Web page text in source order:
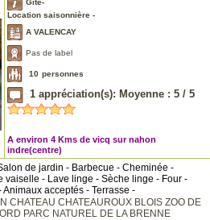
Location saisonnière -
A VALENCAY
Pas de label
10 personnes
1 appréciation(s): Moyenne : 5 / 5
A environ 4 Kms de vicq sur nahon
indre(centre)
de jardin - Barbecue - Cheminée -
vaiselle - Lave linge - Sèche linge - Four -
acceptés - Terrasse -
CHATEAU CHATEAUROUX BLOIS ZOO DE
PARC NATUREL DE LA BRENNE